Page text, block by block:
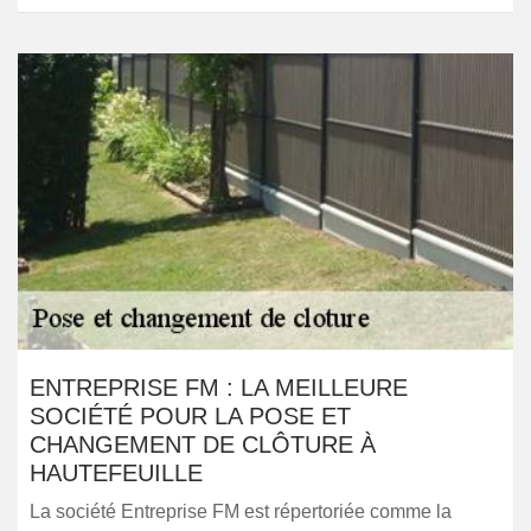
ENTREPRISE FM : LA MEILLEURE
SOCIÉTÉ POUR LA POSE ET
CHANGEMENT DE CLÔTURE À
HAUTEFEUILLE
La société Entreprise FM est répertoriée comme la